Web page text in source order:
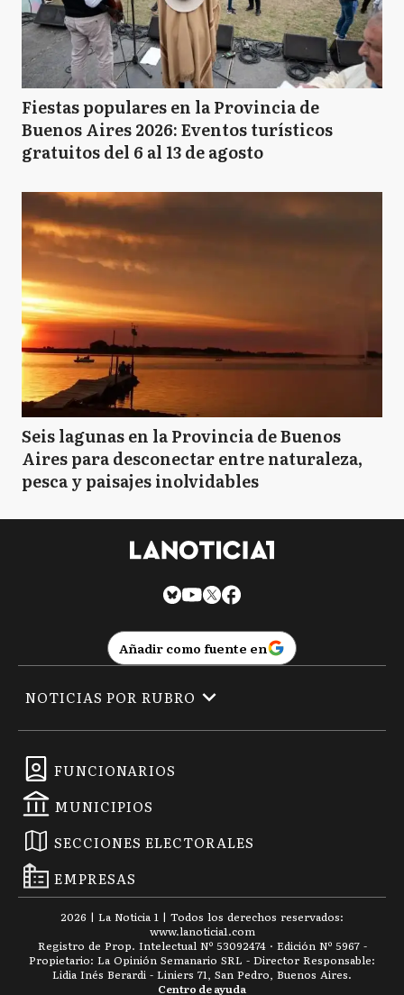
Fiestas populares en la Provincia de
Buenos Aires 2026: Eventos turísticos
gratuitos del 6 al 13 de agosto
Seis lagunas en la Provincia de Buenos
Aires para desconectar entre naturaleza,
pesca y paisajes inolvidables
Añadir como fuente en
FUNCIONARIOS
MUNICIPIOS
SECCIONES ELECTORALES
EMPRESAS
NOTICIAS POR RUBRO
2026 | La Noticia 1 | Todos los derechos reservados:
www.lanoticia1.com
Registro de Prop. Intelectual Nº 53092474 · Edición Nº 5967 -
Propietario: La Opinión Semanario SRL - Director Responsable:
Lidia Inés Berardi - Liniers 71, San Pedro, Buenos Aires.
Centro de ayuda